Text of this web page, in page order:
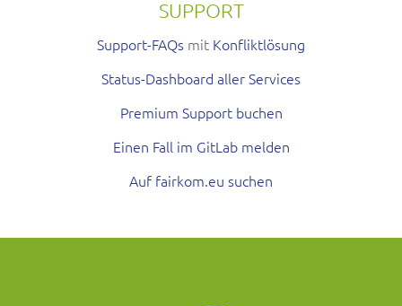
SUPPORT
Support-FAQs mit Konfliktlösung
Status-Dashboard aller Services
Premium Support buchen
Einen Fall im GitLab melden
Auf fairkom.eu suchen